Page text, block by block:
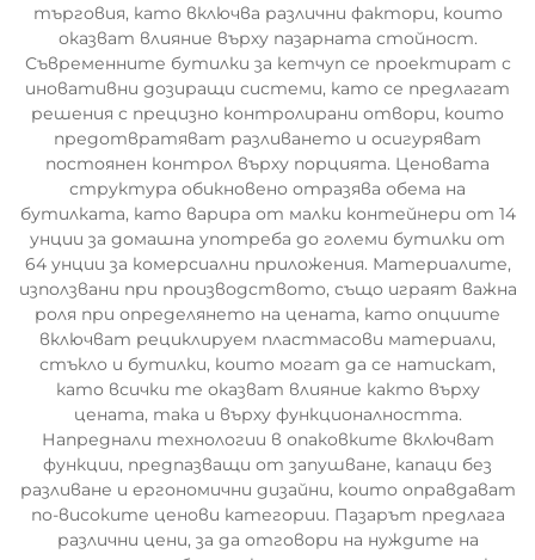
търговия, като включва различни фактори, които
оказват влияние върху пазарната стойност.
Съвременните бутилки за кетчуп се проектират с
иновативни дозиращи системи, като се предлагат
решения с прецизно контролирани отвори, които
предотвратяват разливането и осигуряват
постоянен контрол върху порцията. Ценовата
структура обикновено отразява обема на
бутилката, като варира от малки контейнери от 14
унции за домашна употреба до големи бутилки от
64 унции за комерсиални приложения. Материалите,
използвани при производството, също играят важна
роля при определянето на цената, като опциите
включват рециклируем пластмасови материали,
стъкло и бутилки, които могат да се натискат,
като всички те оказват влияние както върху
цената, така и върху функционалността.
Напреднали технологии в опаковките включват
функции, предпазващи от запушване, капаци без
разливане и ергономични дизайни, които оправдават
по-високите ценови категории. Пазарът предлага
различни цени, за да отговори на нуждите на